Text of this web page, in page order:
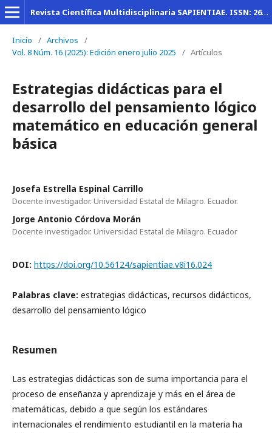
Revista Científica Multidisciplinaria SAPIENTIAE. ISSN: 2600-6030
Inicio / Archivos
/
Vol. 8 Núm. 16 (2025): Edición enero julio 2025
/ Artículos
Estrategias didácticas para el
desarrollo del pensamiento lógico
matemático en educación general
básica
Josefa Estrella Espinal Carrillo
Docente investigador. Universidad Estatal de Milagro. Ecuador.
Jorge Antonio Córdova Morán
Docente investigador. Universidad Estatal de Milagro. Ecuador
DOI: https://doi.org/10.56124/sapientiae.v8i16.024
Palabras clave: estrategias didácticas, recursos didácticos,
desarrollo del pensamiento lógico
Resumen
Las estrategias didácticas son de suma importancia para el
proceso de enseñanza y aprendizaje y más en el área de
matemáticas, debido a que según los estándares
internacionales el rendimiento estudiantil en la materia ha